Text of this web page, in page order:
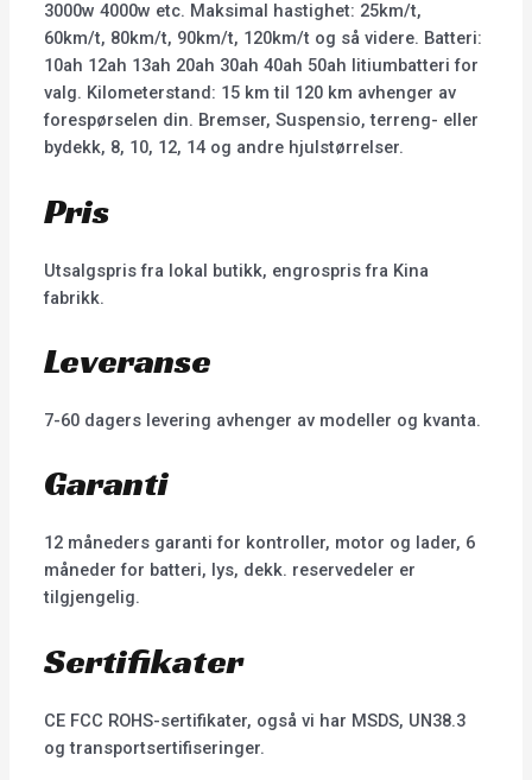
3000w 4000w etc. Maksimal hastighet: 25km/t,
60km/t, 80km/t, 90km/t, 120km/t og så videre. Batteri:
10ah 12ah 13ah 20ah 30ah 40ah 50ah litiumbatteri for
valg. Kilometerstand: 15 km til 120 km avhenger av
forespørselen din. Bremser, Suspensio, terreng- eller
bydekk, 8, 10, 12, 14 og andre hjulstørrelser.
Pris
Utsalgspris fra lokal butikk, engrospris fra Kina
fabrikk.
Leveranse
7-60 dagers levering avhenger av modeller og kvanta.
Garanti
12 måneders garanti for kontroller, motor og lader, 6
måneder for batteri, lys, dekk. reservedeler er
tilgjengelig.
Sertifikater
CE FCC ROHS-sertifikater, også vi har MSDS, UN38.3
og transportsertifiseringer.